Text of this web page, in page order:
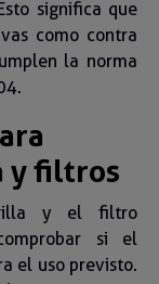
significa que
como contra
la norma
y filtros
y el filtro
si el
el uso previsto.